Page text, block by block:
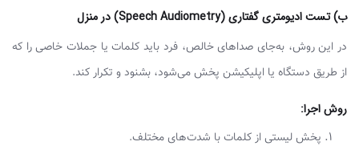
​ب) تست ادیومتری گفتاری (Speech Audiometry) در منزل
در این روش، به‌جای صداهای خالص، فرد باید کلمات یا جملات خاصی را که
از طریق دستگاه یا اپلیکیشن پخش می‌شود، بشنود و تکرار کند.
روش اجرا:
پخش لیستی از کلمات با شدت‌های مختلف.